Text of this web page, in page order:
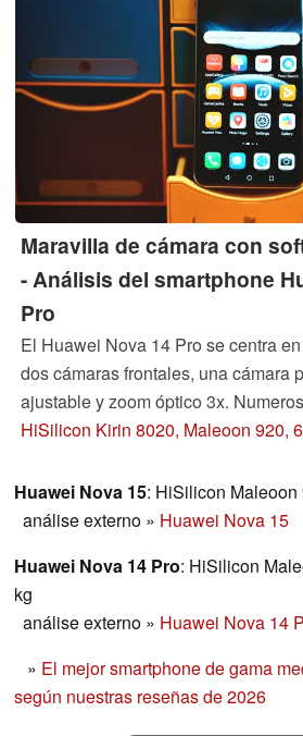
Maravilla de cámara con
- Análisis del smartphone
Pro
El Huawei Nova 14 Pro se centra
dos cámaras frontales, una cámara
ajustable y zoom óptico 3x.
diseñadas para hacer que el modelo
Desgraciadamente, también hay
significativas.
HiSilicon Kirin 8020, Maleoon 920,
Huawei Nova 15: HiSilicon Maleoon
análise externo » Huawei Nova 15
Huawei Nova 14 Pro: HiSilicon
kg
análise externo » Huawei Nova 14
» El mejor smartphone de gama
según nuestras reseñas de 2026